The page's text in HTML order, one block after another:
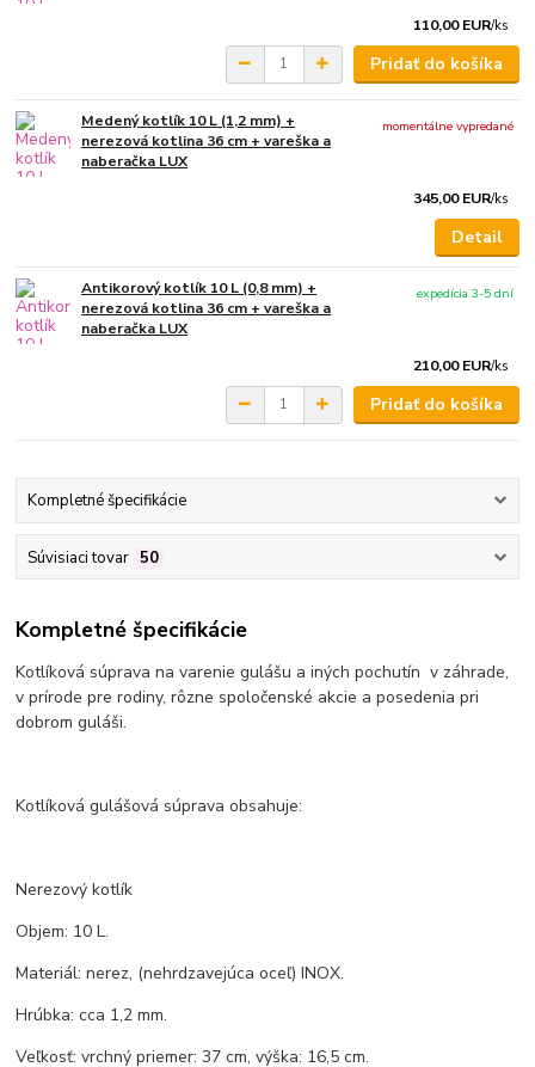
110,00 EUR/ks
Pridať do košíka
Medený kotlík 10 L (1,2 mm) +
nerezová kotlina 36 cm + vareška a
naberačka LUX
345,00 EUR/ks
momentálne vypredané
Detail
Antikorový kotlík 10 L (0,8 mm) +
nerezová kotlina 36 cm + vareška a
naberačka LUX
210,00 EUR/ks
expedícia 3-5 dní
Pridať do košíka
Kompletné špecifikácie
Súvisiaci tovar 50
Kompletné špecifikácie
Kotlíková súprava na varenie gulášu a iných pochutín v záhrade,
v prírode pre rodiny, rôzne spoločenské akcie a posedenia pri
dobrom guláši.
Kotlíková gulášová súprava obsahuje:
Nerezový kotlík
Objem: 10 L.
Materiál: nerez, (nehrdzavejúca oceľ) INOX.
Hrúbka: cca 1,2 mm.
Veľkosť: vrchný priemer: 37 cm, výška: 16,5 cm.